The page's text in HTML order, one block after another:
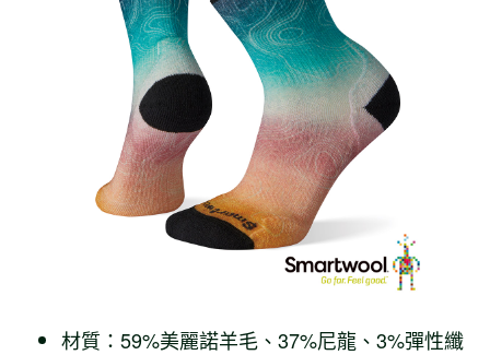
材質：59%美麗諾羊毛、37%尼龍、3%彈性纖